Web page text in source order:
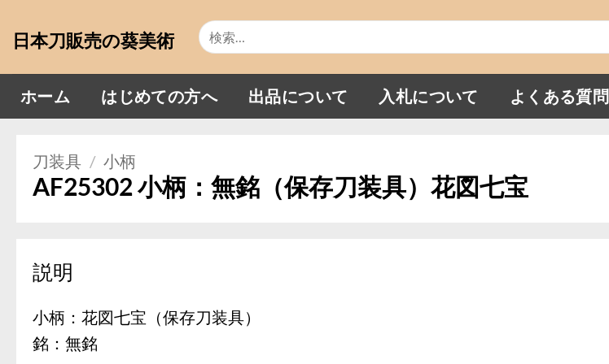
日本刀販売の葵美術
検
索
象:
ホーム はじめての方へ 出品について 入札について よくある質問
刀装具 / 小柄
AF25302 小柄：無銘（保存刀装具）花図七宝
説明
小柄：花図七宝（保存刀装具）
銘：無銘